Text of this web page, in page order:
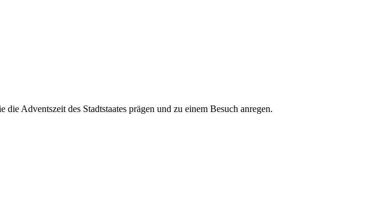
Adventszeit des Stadtstaates prägen und zu einem Besuch anregen.